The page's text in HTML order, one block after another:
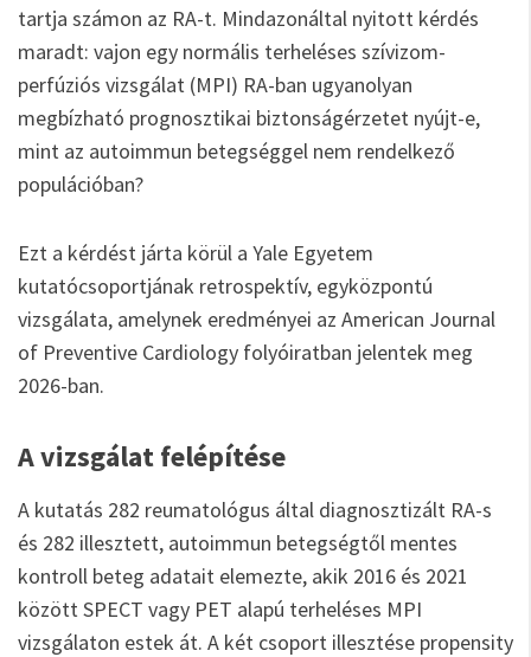
tartja számon az RA-t. Mindazonáltal nyitott kérdés
maradt: vajon egy normális terheléses szívizom-
perfúziós vizsgálat (MPI) RA-ban ugyanolyan
megbízható prognosztikai biztonságérzetet nyújt-e,
mint az autoimmun betegséggel nem rendelkező
populációban?
Ezt a kérdést járta körül a Yale Egyetem
kutatócsoportjának retrospektív, egyközpontú
vizsgálata, amelynek eredményei az American Journal
of Preventive Cardiology folyóiratban jelentek meg
2026-ban.
A vizsgálat felépítése
A kutatás 282 reumatológus által diagnosztizált RA-s
és 282 illesztett, autoimmun betegségtől mentes
kontroll beteg adatait elemezte, akik 2016 és 2021
között SPECT vagy PET alapú terheléses MPI
vizsgálaton estek át. A két csoport illesztése propensity